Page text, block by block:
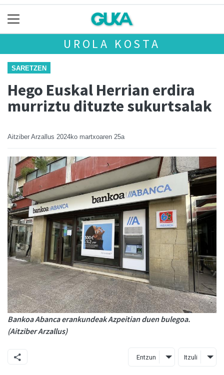
UROLA KOSTA
SARETZEN
Hego Euskal Herrian erdira
murriztu dituzte sukurtsalak
Aitziber Arzallus 2024ko martxoaren 25a
Bankoa Abanca erankundeak Azpeitian duen bulegoa.
(Aitziber Arzallus)
Entzun Itzuli